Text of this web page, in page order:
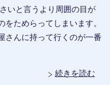
いと言うより周囲の目が
ためらってしまいます。
さんに持って行くのが一番
続きを読む